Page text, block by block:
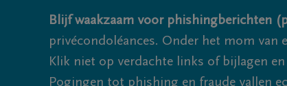
Blijf waakzaam voor phishingberichten
privécondoléances. Onder het mom van
Klik niet op verdachte links of bijlagen
Pogingen tot phishing en fraude vallen